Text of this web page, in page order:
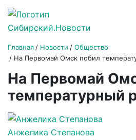
Главная Новости
Общество
На Первомай Омск побил
На Первомай
температурный
Анжелика Степанова